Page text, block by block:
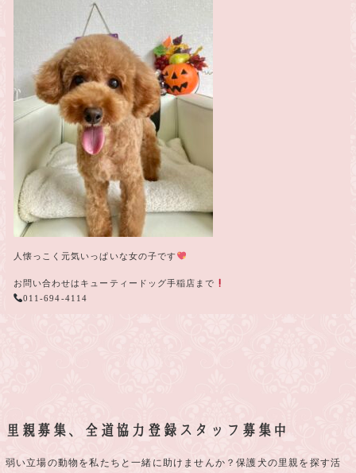
人懐っこく元気いっぱいな女の子です
お問い合わせはキューティードッグ手稲店まで
011-694-4114
里親募集、全道協力登録スタッフ募集中
弱い立場の動物を私たちと一緒に助けませんか？保護犬の里親を探す活